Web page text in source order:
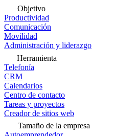
Objetivo
Productividad
Comunicación
Movilidad
Administración y liderazgo
Herramienta
Telefonía
CRM
Calendarios
Centro de contacto
Tareas y proyectos
Creador de sitios web
Tamaño de la empresa